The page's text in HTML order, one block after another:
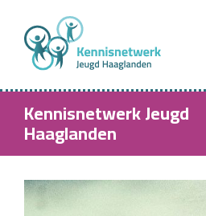
Kennisnetwerk Jeugd
Haaglanden